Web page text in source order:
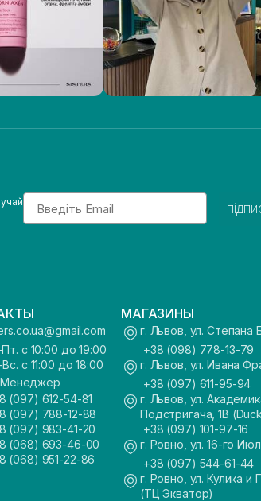
Email
с 10:00 до 19:00
с 11:00 до 18:00
Менеджер
(097) 612-54-81
(097) 788-12-88
(097) 983-41-20
(068) 693-46-00
(068) 951-22-86
МАГАЗИНЫ
г. Львов, ул. Степана
+38 (098) 778-13-79
г. Львов, ул. Ивана
+38 (097) 611-95-94
г. Львов, ул.
Подстригача, 1В
+38 (097) 101-97-16
г. Ровно, ул. 16-го
+38 (097) 544-61-44
г. Ровно, ул. Кулика и
(ТЦ Экватор)